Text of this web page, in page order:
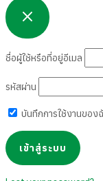
ชื่อผู้ใช้หรือที่อยู่อีเมล
รหัสผ่าน
บันทึกการใช้งานของ